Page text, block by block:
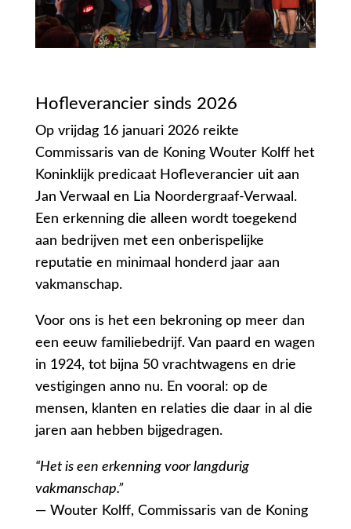
Hofleverancier sinds 2026
Op vrijdag 16 januari 2026 reikte
Commissaris van de Koning Wouter Kolff het
Koninklijk predicaat Hofleverancier uit aan
Jan Verwaal en Lia Noordergraaf-Verwaal.
Een erkenning die alleen wordt toegekend
aan bedrijven met een onberispelijke
reputatie en minimaal honderd jaar aan
vakmanschap.
Voor ons is het een bekroning op meer dan
een eeuw familiebedrijf. Van paard en wagen
in 1924, tot bijna 50 vrachtwagens en drie
vestigingen anno nu. En vooral: op de
mensen, klanten en relaties die daar in al die
jaren aan hebben bijgedragen.
“Het is een erkenning voor langdurig
vakmanschap.”
— Wouter Kolff, Commissaris van de Koning